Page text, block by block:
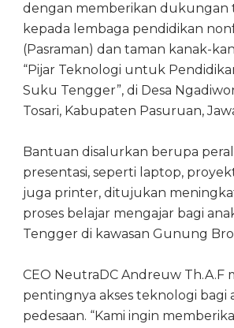
dengan memberikan dukungan
kepada lembaga pendidikan
(Pasraman) dan taman kanak-
“Pijar Teknologi untuk
Suku Tengger”, di Desa
Tosari, Kabupaten Pasuruan,
Bantuan disalurkan berupa
presentasi, seperti laptop,
juga printer, ditujukan
proses belajar mengajar bagi
Tengger di kawasan Gunung
CEO NeutraDC Andreuw Th.A.F
pentingnya akses teknologi bagi
pedesaan. “Kami ingin